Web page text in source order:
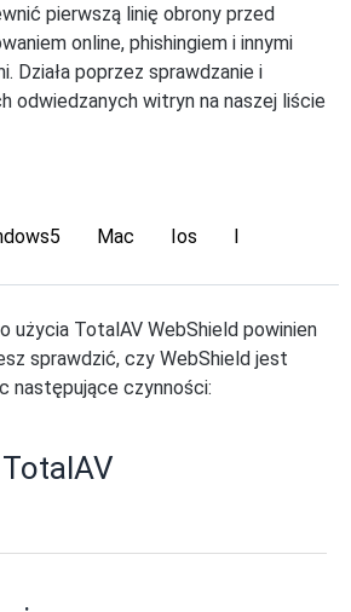
pierwszą linię obrony przed
online, phishingiem i innymi
Działa poprzez sprawdzanie i
odwiedzanych witryn na naszej liście
Mac Ios I
użycia TotalAV WebShield powinien
sprawdzić, czy WebShield jest
następujące czynności: